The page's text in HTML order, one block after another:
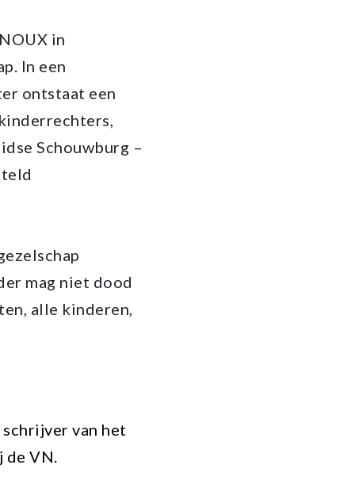
in
In een
ontstaat een
Schouwburg –
mag niet dood
alle kinderen,
van het
de VN.